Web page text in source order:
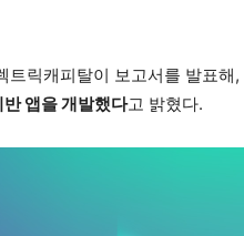
트릭캐피탈이 보고서를 발표해,
앱을 개발했다고 밝혔다.